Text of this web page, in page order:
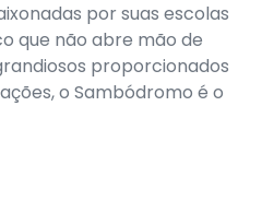
por suas escolas
que não abre mão de
proporcionados
o Sambódromo é o